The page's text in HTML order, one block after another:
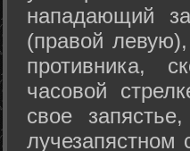
нападающий
(правой
противника,
часовой
свое
лучезапястном